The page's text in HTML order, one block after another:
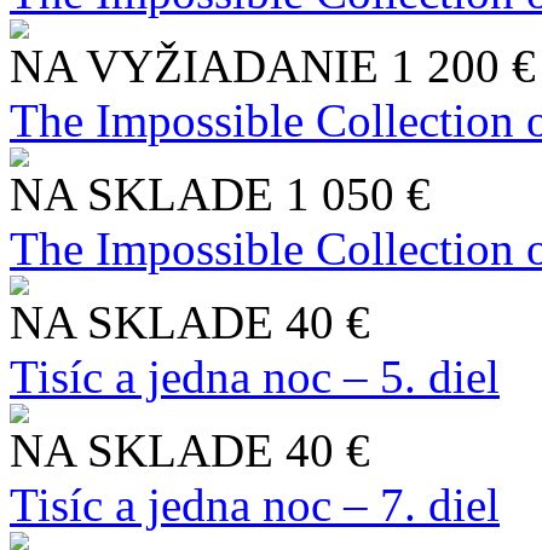
NA VYŽIADANIE 1 200 €
The Impossible Collection
NA SKLADE 1 050 €
The Impossible Collection
NA SKLADE 40 €
Tisíc a jedna noc – 5. diel
NA SKLADE 40 €
Tisíc a jedna noc – 7. diel